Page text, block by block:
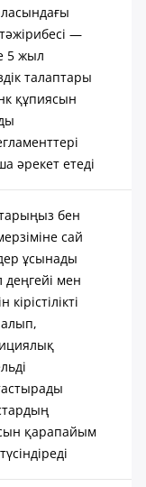
—
5 жыл
талаптары
құпиясын
әрекет етеді
бен
сай
ұсынады
деңгейі мен
кірістілікті
қарапайым